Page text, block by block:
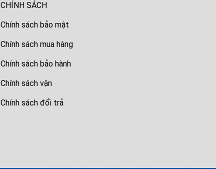
CHÍNH SÁCH
Chính sách bảo mật
Chính sách mua hàng
Chính sách bảo hành
Chính sách vận
Chính sách đổi trả